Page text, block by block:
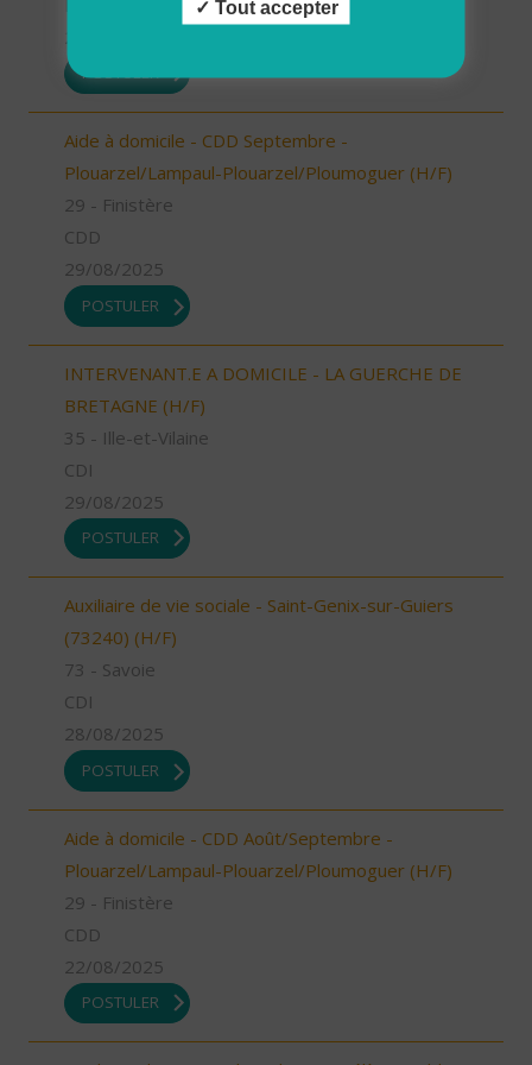
POSTULER
Aide à domicile - CDD Septembre -
Plouarzel/Lampaul-Plouarzel/Ploumoguer (H/F)
29 - Finistère
CDD
29/08/2025
POSTULER
INTERVENANT.E A DOMICILE - LA GUERCHE DE
BRETAGNE (H/F)
35 - Ille-et-Vilaine
CDI
29/08/2025
POSTULER
Auxiliaire de vie sociale - Saint-Genix-sur-Guiers
(73240) (H/F)
73 - Savoie
CDI
28/08/2025
POSTULER
Aide à domicile - CDD Août/Septembre -
Plouarzel/Lampaul-Plouarzel/Ploumoguer (H/F)
29 - Finistère
CDD
22/08/2025
POSTULER
Tout accepter